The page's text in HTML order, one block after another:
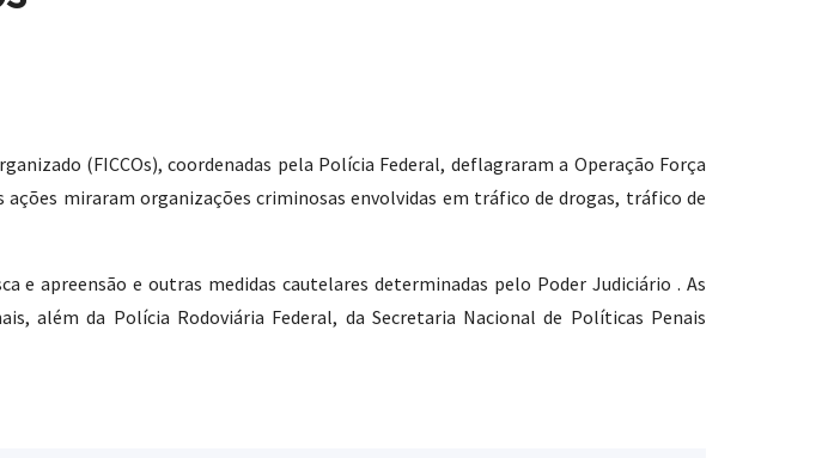
(FICCOs), coordenadas pela Polícia Federal, deflagraram a Operação Força
miraram organizações criminosas envolvidas em tráfico de drogas, tráfico de
e apreensão e outras medidas cautelares determinadas pelo Poder Judiciário . As
além da Polícia Rodoviária Federal, da Secretaria Nacional de Políticas Penais